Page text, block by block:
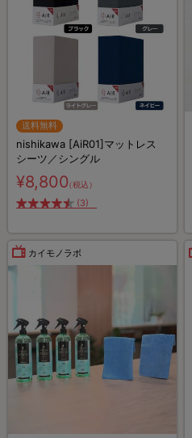
送料無料
nishikawa [AiR01]マットレス
シーツ／シングル
¥8,800（税込）
(3)
カイモノラボ